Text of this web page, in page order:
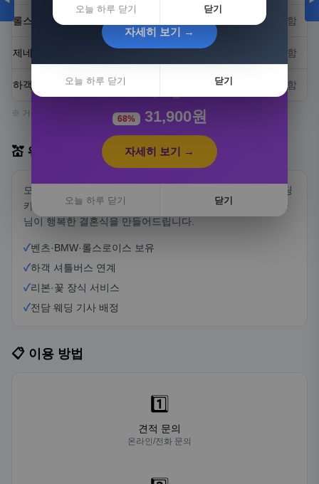
롤스로이스 (반일) 기사 포함
제네시스 G90 (반일) 기사 포함
하객버스 (25인승) 기사 포함
※ 거리, 시간, 물량에 따라 요금이 달라질 수 있습니다.
💒 웨딩카 서비스 소개
모두의웨딩카는 전국 어디서나 편리하게 이용할 수 있는 웨딩
카 서비스입니다. 특별한 날을 위한 최고급 차량과 전문 기사
님이 행복한 결혼식을 만들어드립니다.
✓벤츠·BMW·롤스로이스 보유
✓하객 셔틀버스 연계
✓리본·꽃 장식 서비스
✓전담 웨딩 기사 배정
📋 이용 방법
1️⃣
견적 문의
온라인/전화 문의
오늘 하루 닫기 닫기
68% 31,900원
자세히 보기 →
오늘 하루 닫기 닫기
자세히 보기 →
오늘 하루 닫기 닫기